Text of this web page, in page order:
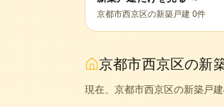
京都市西京区の新築戸建0件
京都市西京区の新
現在、 京都市西京区の新築戸